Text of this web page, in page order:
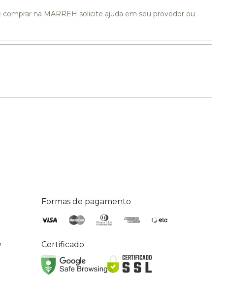
na MARREH solicite ajuda em seu provedor ou
Formas de pagamento
Certificado